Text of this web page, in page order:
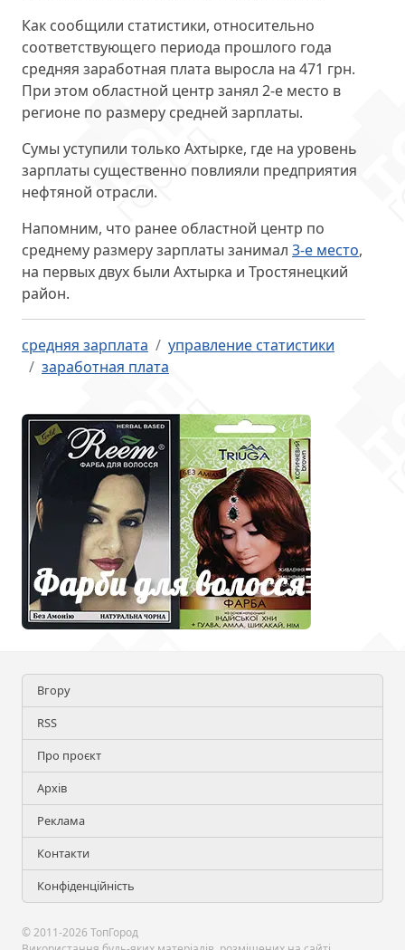
Как сообщили статистики, относительно
соответствующего периода прошлого года
средняя заработная плата выросла на 471 грн.
При этом областной центр занял 2-е место в
регионе по размеру средней зарплаты.
Сумы уступили только Ахтырке, где на уровень
зарплаты существенно повлияли предприятия
нефтяной отрасли.
Напомним, что ранее областной центр по
среднему размеру зарплаты занимал 3-е место,
на первых двух были Ахтырка и Тростянецкий
район.
средняя зарплата
управление статистики
заработная плата
Вгору
RSS
Про проєкт
Архів
Реклама
Контакти
Конфіденційність
© 2011-2026 ТопГород